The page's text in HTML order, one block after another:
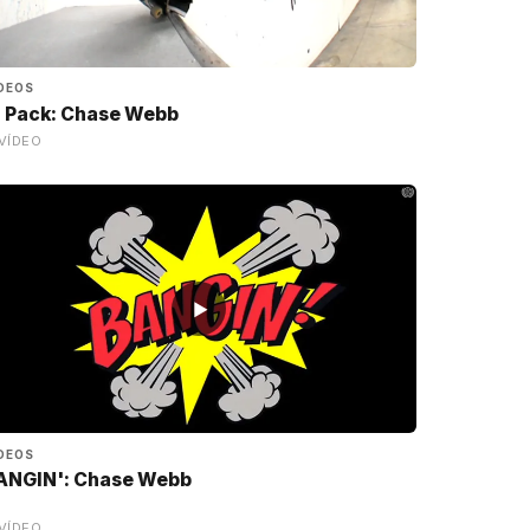
Pack: Chase Webb
▶
Chase Webb